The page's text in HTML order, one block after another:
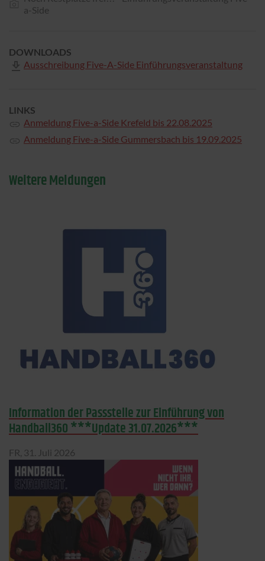
a-Side
DOWNLOADS
Ausschreibung Five-A-Side Einführungsveranstaltung
LINKS
Anmeldung Five-a-Side Krefeld bis 22.08.2025
Anmeldung Five-a-Side Gummersbach bis 19.09.2025
Weitere Meldungen
Information der Passstelle zur Einführung von
Handball360 ***Update 31.07.2026***
FR, 31. Juli 2026